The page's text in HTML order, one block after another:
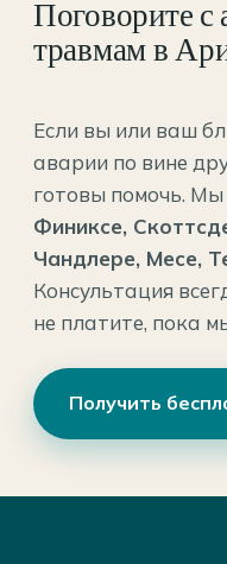
Поговорите с
травмам в
Если вы или ваш
аварии по вине
готовы помочь. Мы
Финиксе,
Чандлере, Месе,
Консультация
не платите, пока
Получить